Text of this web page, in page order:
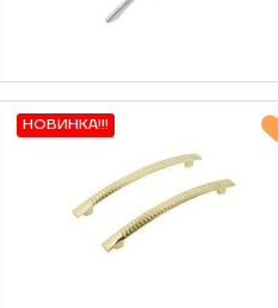
НОВИНКА!!!